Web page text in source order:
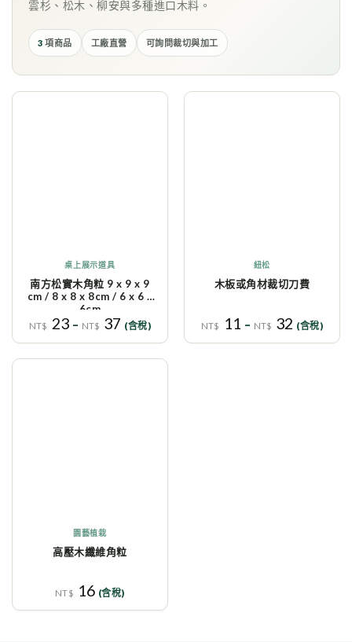
雲杉、松木、柳安與多種進口木料。
3 項商品 工廠直營 可詢問裁切與加工
桌上展示道具
南方松實木角粒 9 x 9 x 9
cm / 8 x 8 x 8cm / 6 x 6 x
6cm
NT$ 23 – NT$ 37 (含稅)
紐松
木板或角材裁切刀費
NT$ 11 – NT$ 32 (含稅)
園藝植栽
高壓木纖維角粒
NT$ 16 (含稅)